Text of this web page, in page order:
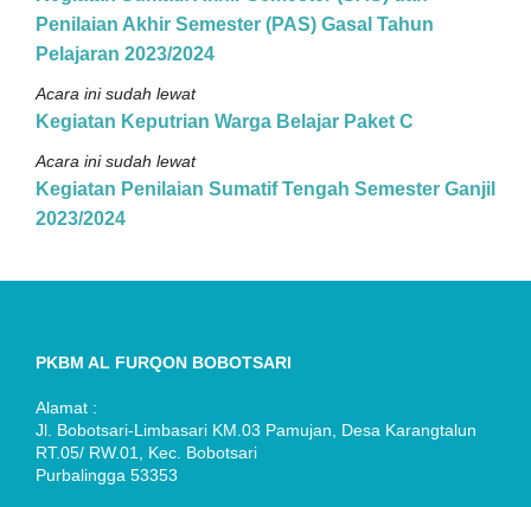
Penilaian Akhir Semester (PAS) Gasal Tahun
Pelajaran 2023/2024
Acara ini sudah lewat
Kegiatan Keputrian Warga Belajar Paket C
Acara ini sudah lewat
Kegiatan Penilaian Sumatif Tengah Semester Ganjil
2023/2024
PKBM AL FURQON BOBOTSARI
Alamat :
Jl. Bobotsari-Limbasari KM.03 Pamujan, Desa Karangtalun
RT.05/ RW.01, Kec. Bobotsari
Purbalingga 53353